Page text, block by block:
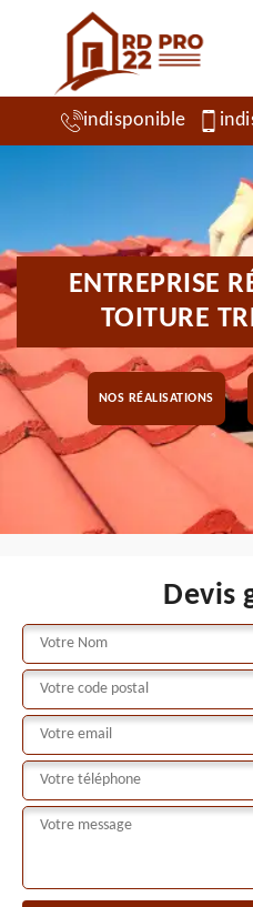
indisponible
ENTREPRISE
TOITURE
NOS RÉALISATIONS
Devis